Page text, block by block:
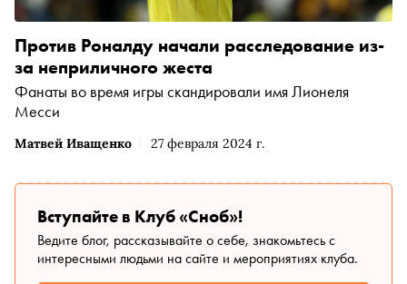
Матвей Иващенко 27 февраля 2024 г.
Против Роналду начали расследование из-
за неприличного жеста
Фанаты во время игры скандировали имя Лионеля
Месси
Вступайте в Клуб «Сноб»!
Ведите блог, рассказывайте о себе, знакомьтесь с
интересными людьми на сайте и мероприятиях клуба.